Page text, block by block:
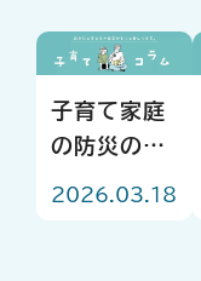
子育て家庭
の防災のヒ
2026.03.18